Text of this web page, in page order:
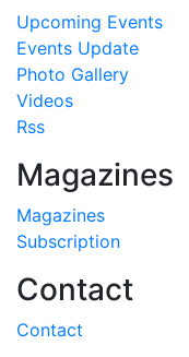
Upcoming Events
Events Update
Photo Gallery
Videos
Rss
Magazines
Magazines
Subscription
Contact
Contact